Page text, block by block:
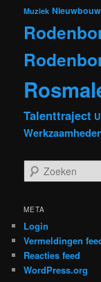
Muziek Nieuwbouw
Talenttraject
o
k
n
META
Login
Vermeldingen
Reacties feed
WordPress.org